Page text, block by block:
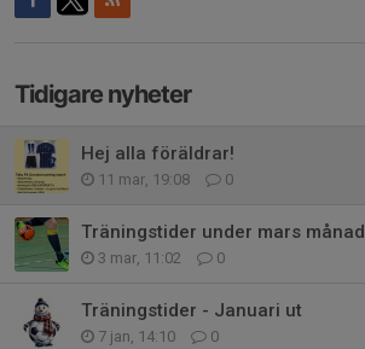
Tidigare nyheter
Hej alla föräldrar!
11 mar, 19:08 0
Träningstider under mars månad
3 mar, 11:02 0
Träningstider - Januari ut
7 jan, 14:10 0